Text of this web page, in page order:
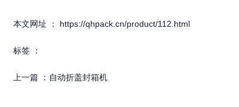
本文网址 ： https://qhpack.cn/product/112.html
标签 ：
上一篇 ： 自动折盖封箱机